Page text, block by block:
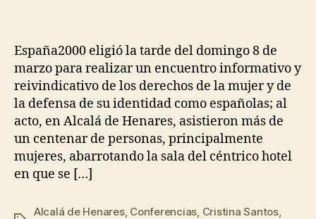
España2000 eligió la tarde del domingo 8 de
marzo para realizar un encuentro informativo y
reivindicativo de los derechos de la mujer y de
la defensa de su identidad como españolas; al
acto, en Alcalá de Henares, asistieron más de
un centenar de personas, principalmente
mujeres, abarrotando la sala del céntrico hotel
en que se […]
Alcalá de Henares, Conferencias Cristina Santos,